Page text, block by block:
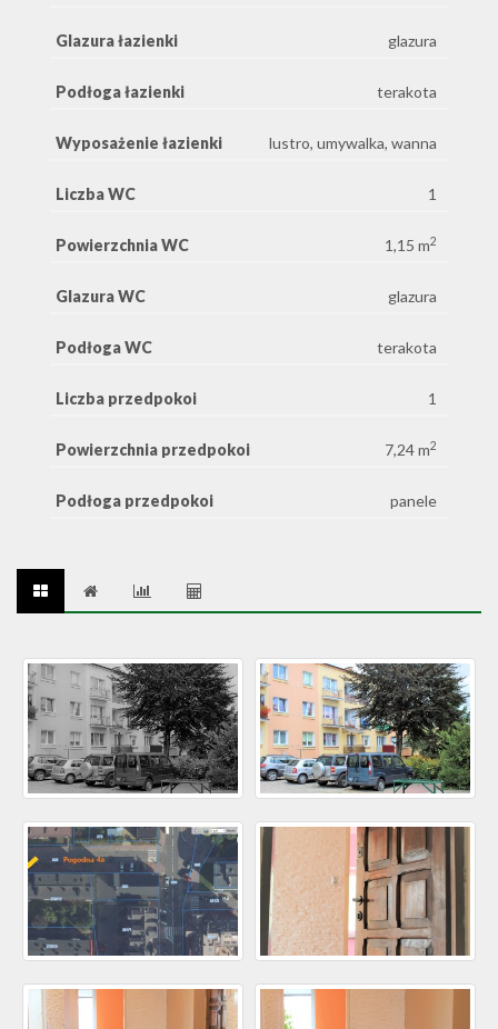
Glazura łazienki glazura
Podłoga łazienki terakota
Wyposażenie łazienki lustro, umywalka, wanna
Liczba WC 1
Powierzchnia WC 1,15 m2
Glazura WC glazura
Podłoga WC terakota
Liczba przedpokoi 1
Powierzchnia przedpokoi 7,24 m2
Podłoga przedpokoi panele